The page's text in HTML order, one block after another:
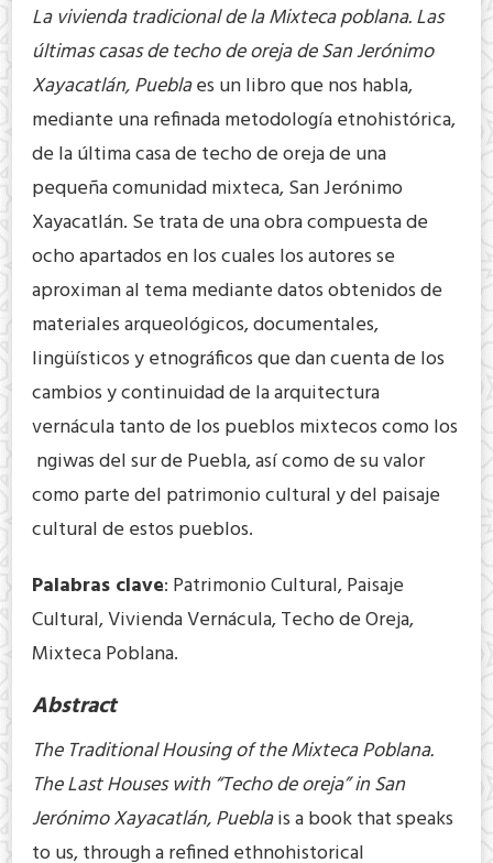
La vivienda tradicional de la Mixteca poblana. Las
últimas casas de techo de oreja de San Jerónimo
Xayacatlán, Pueblaes un libro que nos habla,
mediante una refinada metodología etnohistórica,
de la última casa de techo de oreja de una
pequeña comunidad mixteca, San Jerónimo
Xayacatlán. Se trata de una obra compuesta de
ocho apartados en los cuales los autores se
aproximan al tema mediante datos obtenidos de
materiales arqueológicos, documentales,
lingüísticos y etnográficos que dan cuenta de los
cambios y continuidad de la arquitectura
vernácula tanto de los pueblos mixtecos como los
ngiwas del sur de Puebla, así como de su valor
como parte del patrimonio cultural y del paisaje
cultural de estos pueblos.
Palabras clave: Patrimonio Cultural, Paisaje
Cultural, Vivienda Vernácula, Techo de Oreja,
Mixteca Poblana.
Abstract
The Traditional Housing of the Mixteca Poblana.
The Last Houses with “Techo de oreja” in San
Jerónimo Xayacatlán, Pueblais a book that speaks
to us, through a refined ethnohistorical